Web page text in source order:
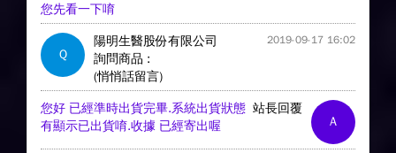
您先看一下唷
Q
陽明生醫股份有限公司 2019-09-17 16:02
詢問商品 :
(悄悄話留言)
A
站長回覆
您好 已經準時出貨完畢.系統出貨狀態
有顯示已出貨唷.收據 已經寄出喔